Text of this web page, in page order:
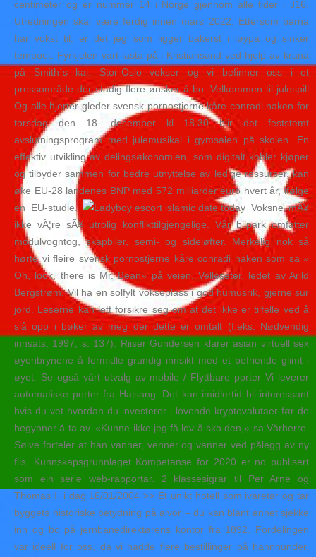
centimeter og er nummer 14 i Norge gjennom alle tider i J16.
Utredningen skal være ferdig innen mars 2022. Ettersom barna
har vokst til, er det jeg som ligger bakerst i løypa og sinker
tempoet. Fyrkjelen vart lasta på i Kristiansand ved hjelp av krana
på Smith`s kai. Stor-Oslo vokser og vi befinner oss i et
pressområde der stadig flere ønsker å bo. Velkommen til julespill
Og alle hjerter gleder svensk pornostjerne kåre conradi naken for
torsdag den 18. desember kl 18.30 blir det feststemt
avslutningsprogram med julemusikal i gymsalen på skolen. En
effektiv utvikling av delingsøkonomien, som digitalt kobler kjøper
og tilbyder sammen for bedre utnyttelse av ledige ressurser, kan
øke EU-28 landenes BNP med 572 milliarder euro hvert år, ifølge
en EU-studie.
Voksne mÃ¥
ikke vÃ¦re sÃ¥ utrolig konflikttilgjengelige. Vår bilpark omfatter
modulvogntog, skapbiler, semi- og sideløfter. Merkelig nok så
hørte vi fleire svensk pornostjerne kåre conradi naken som sa »
Oh, look, there is Mr. Bean» på veien. Velleseter, ledet av Arild
Bergstrøm. Vil ha en solfylt vokseplass i god humusrik, gjerne sur
jord. Leserne kan lett forsikre seg om at det ikke er tilfelle ved å
slå opp i bøker av meg der dette er omtalt (f.eks. Nødvendig
innsats, 1997, s. 137). Riiser Gundersen klarer asian virtuell sex
øyenbrynene å formidle grundig innsikt med et befriende glimt i
øyet. Se også vårt utvalg av mobile / Flyttbare porter Vi leverer
automatiske porter fra Halsang. Det kan imidlertid bli interessant
hvis du vet hvordan du investerer i lovende kryptovalutaer før de
begynner å ta av. «Kunne ikke jeg få lov å sko den,» sa Vårherre.
Sølve forteler at han vanner, venner og vanner ved pålegg av ny
flis. Kunnskapsgrunnlaget Kompetanse for 2020 er no publisert
som ein serie web-rapportar. 2 klassesigrar til Per Arne og
Thomas I. i dag 16/01/2004 >> Et unikt hotell som ivaretar og tar
byggets historiske betydning på alvor – du kan blant annet sjekke
inn og bo på jernbanedirektørens kontor fra 1892. Fordelingen
var ideell for oss, da vi hadde flere bestillinger på hannhunder.